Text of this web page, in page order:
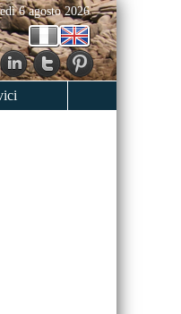
6 agosto 2026